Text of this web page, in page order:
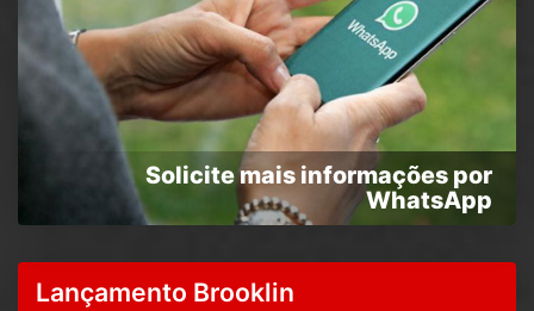
Solicite mais informações por
WhatsApp
Lançamento Brooklin